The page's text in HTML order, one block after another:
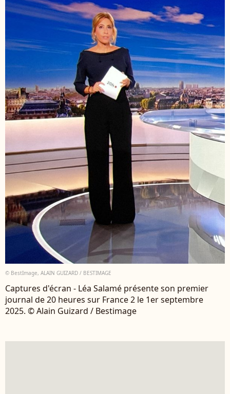
© BestImage, ALAIN GUIZARD / BESTIMAGE
Captures d'écran - Léa Salamé présente son premier
journal de 20 heures sur France 2 le 1er septembre
2025. © Alain Guizard / Bestimage